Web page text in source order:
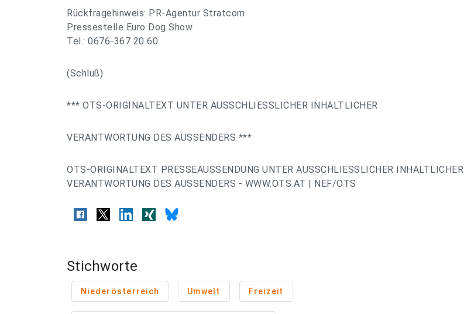
Rückfragehinweis: PR-Agentur Stratcom
Pressestelle Euro Dog Show
Tel.: 0676-367 20 60
(Schluß)
*** OTS-ORIGINALTEXT UNTER AUSSCHLIESSLICHER INHALTLICHER
VERANTWORTUNG DES AUSSENDERS ***
OTS-ORIGINALTEXT PRESSEAUSSENDUNG UNTER AUSSCHLIESSLICHER INHALTLICHER
VERANTWORTUNG DES AUSSENDERS - WWW.OTS.AT | NEF/OTS
Stichworte
Niederösterreich Umwelt Freizeit